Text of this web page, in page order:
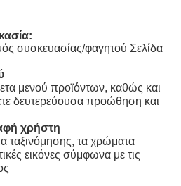
συσκευασίας/φαγητού Σελίδα
μενού προϊόντων, καθώς και
δευτερεύουσα προώθηση και
χρήστη
ταξινόμησης, τα χρώματα
εικόνες σύμφωνα με τις